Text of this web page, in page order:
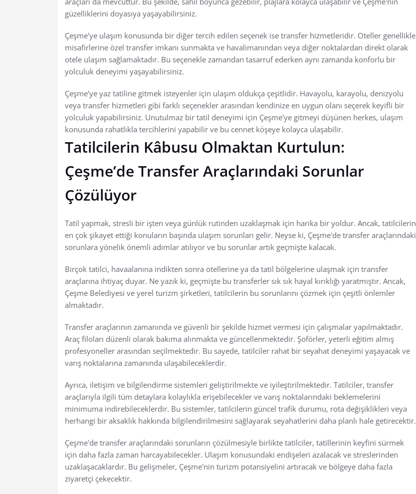
güzelliklerini doyasıya yaşayabilirsiniz.
Çeşme'ye ulaşım konusunda bir diğer tercih edilen seçenek ise transfer hizmetleridir. Oteller genellikle
misafirlerine özel transfer imkanı sunmakta ve havalimanından veya diğer noktalardan direkt olarak
otele ulaşım sağlamaktadır. Bu seçenekle zamandan tasarruf ederken aynı zamanda konforlu bir
yolculuk deneyimi yaşayabilirsiniz.
Çeşme'ye yaz tatiline gitmek isteyenler için ulaşım oldukça çeşitlidir. Havayolu, karayolu, denizyolu
veya transfer hizmetleri gibi farklı seçenekler arasından kendinize en uygun olanı seçerek keyifli bir
yolculuk yapabilirsiniz. Unutulmaz bir tatil deneyimi için Çeşme'ye gitmeyi düşünen herkes, ulaşım
konusunda rahatlıkla tercihlerini yapabilir ve bu cennet köşeye kolayca ulaşabilir.
Tatilcilerin Kâbusu Olmaktan Kurtulun:
Çeşme’de Transfer Araçlarındaki Sorunlar
Çözülüyor
Tatil yapmak, stresli bir işten veya günlük rutinden uzaklaşmak için harika bir yoldur. Ancak, tatilcilerin
en çok şikayet ettiği konuların başında ulaşım sorunları gelir. Neyse ki, Çeşme'de transfer araçlarındaki
sorunlara yönelik önemli adımlar atılıyor ve bu sorunlar artık geçmişte kalacak.
Birçok tatilci, havaalanına indikten sonra otellerine ya da tatil bölgelerine ulaşmak için transfer
araçlarına ihtiyaç duyar. Ne yazık ki, geçmişte bu transferler sık sık hayal kırıklığı yaratmıştır. Ancak,
Çeşme Belediyesi ve yerel turizm şirketleri, tatilcilerin bu sorunlarını çözmek için çeşitli önlemler
almaktadır.
Transfer araçlarının zamanında ve güvenli bir şekilde hizmet vermesi için çalışmalar yapılmaktadır.
Araç filoları düzenli olarak bakıma alınmakta ve güncellenmektedir. Şoförler, yeterli eğitim almış
profesyoneller arasından seçilmektedir. Bu sayede, tatilciler rahat bir seyahat deneyimi yaşayacak ve
varış noktalarına zamanında ulaşabileceklerdir.
Ayrıca, iletişim ve bilgilendirme sistemleri geliştirilmekte ve iyileştirilmektedir. Tatilciler, transfer
araçlarıyla ilgili tüm detaylara kolaylıkla erişebilecekler ve varış noktalarındaki beklemelerini
minimuma indirebileceklerdir. Bu sistemler, tatilcilerin güncel trafik durumu, rota değişiklikleri veya
herhangi bir aksaklık hakkında bilgilendirilmesini sağlayarak seyahatlerini daha planlı hale getirecektir.
Çeşme'de transfer araçlarındaki sorunların çözülmesiyle birlikte tatilciler, tatillerinin keyfini sürmek
için daha fazla zaman harcayabilecekler. Ulaşım konusundaki endişeleri azalacak ve streslerinden
uzaklaşacaklardır. Bu gelişmeler, Çeşme'nin turizm potansiyelini artıracak ve bölgeye daha fazla
ziyaretçi çekecektir.